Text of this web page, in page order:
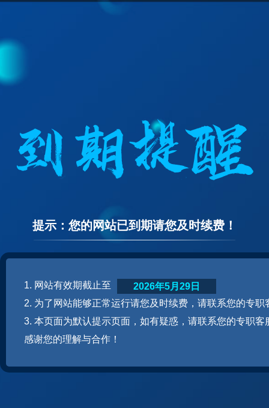
提示：您的网站已到期请您及时续费！
1. 网站有效期截止至
2. 为了网站能够正常运行请您及时续费，请联系您的专职
3. 本页面为默认提示页面，如有疑惑，请联系您的专职客
感谢您的理解与合作！
2026年5月29日